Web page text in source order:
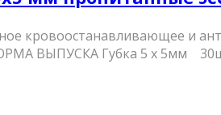
кровоостанавливающее и
ВЫПУСКА Губка 5 х 5мм